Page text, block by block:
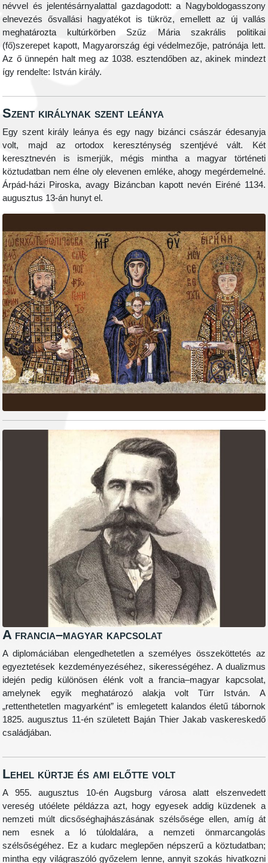
névvel és jelentésárnyalattal gazdagodott: a Nagyboldogasszony
elnevezés ősvallási hagyatékot is tükröz, emellett az új vallás
meghatározta kultúrkörben Szűz Mária szakrális politikai
(fő)szerepet kapott, Magyarország égi védelmezője, patrónája lett.
Az ő ünnepén halt meg az 1038. esztendőben az, akinek mindezt
így rendelte: István király.
Szent királynak szent leánya
Egy szent király leánya és egy nagy bizánci császár édesanyja
volt, majd az ortodox kereszténység szentjévé vált. Két
keresztnevén is ismerjük, mégis mintha a magyar történeti
köztudatban nem élne oly elevenen emléke, ahogy megérdemelné.
Árpád-házi Piroska, avagy Bizáncban kapott nevén Eiréné 1134.
augusztus 13-án hunyt el.
A francia–magyar kapcsolat
A diplomáciában elengedhetetlen a személyes összeköttetés az
egyeztetések kezdeményezéséhez, sikerességéhez. A dualizmus
idején pedig különösen élénk volt a francia–magyar kapcsolat,
amelynek egyik meghatározó alakja volt Türr István. A
„rettenthetetlen magyarként” is emlegetett kalandos életű tábornok
1825. augusztus 11-én született Baján Thier Jakab vaskereskedő
családjában.
Lehel kürtje és ami előtte volt
A 955. augusztus 10-én Augsburg városa alatt elszenvedett
vereség utóélete példázza azt, hogy egyesek addig küzdenek a
nemzeti múlt dicsőséghajhászásának szélsősége ellen, amíg át
nem esnek a ló túloldalára, a nemzeti önmarcangolás
szélsőségéhez. Ez a kudarc meglepően népszerű a köztudatban;
mintha egy világraszóló győzelem lenne, annyit szokás hivatkozni